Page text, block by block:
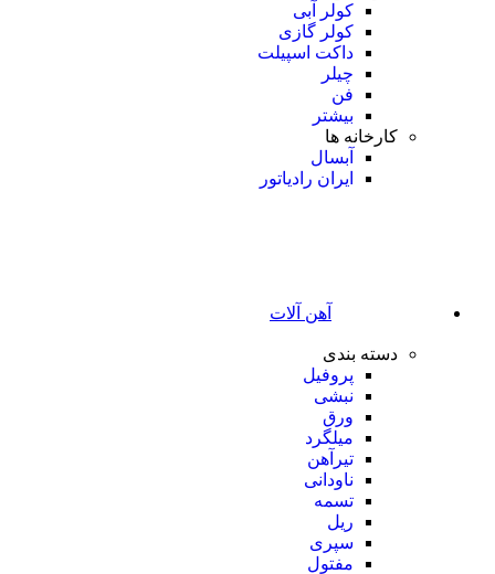
کولر آبی
کولر گازی
داکت اسپیلت
چیلر
فن
بیشتر
کارخانه ها
آبسال
ایران رادیاتور
آهن آلات
دسته بندی
پروفیل
نبشی
ورق
میلگرد
تیرآهن
ناودانی
تسمه
ریل
سپری
مفتول